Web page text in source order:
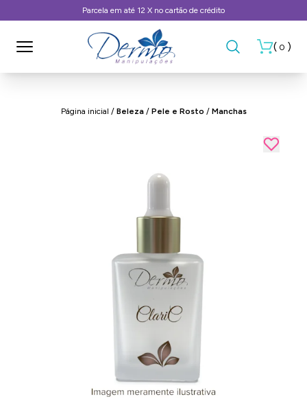
Frete Grátis, consulte as condições
( 0 )
Página inicial / Beleza/ Pele e Rosto / Manchas